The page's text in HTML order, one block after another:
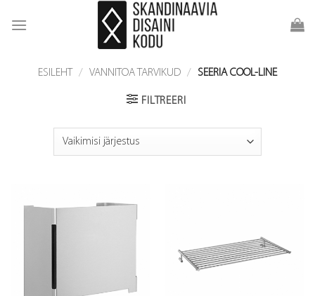
ESILEHT / VANNITOA TARVIKUD / SEERIA COOL-LINE
FILTREERI